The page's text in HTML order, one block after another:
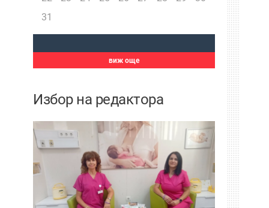
31
виж още
Избор на редактора